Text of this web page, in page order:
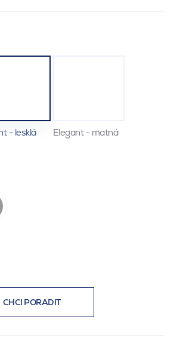
- lesklá Elegant - matná
CHCI PORADIT